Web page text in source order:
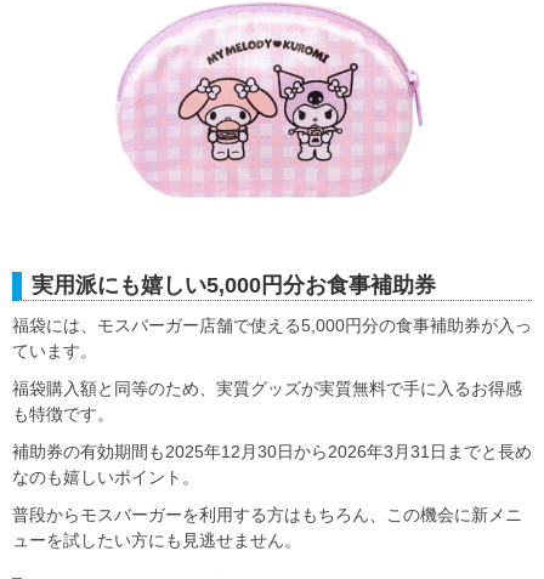
実用派にも嬉しい5,000円分お食事補助券
福袋には、モスバーガー店舗で使える5,000円分の食事補助券が入っ
ています。
福袋購入額と同等のため、実質グッズが実質無料で手に入るお得感
も特徴です。
補助券の有効期間も2025年12月30日から2026年3月31日までと長め
なのも嬉しいポイント。
普段からモスバーガーを利用する方はもちろん、この機会に新メニ
ューを試したい方にも見逃せません。